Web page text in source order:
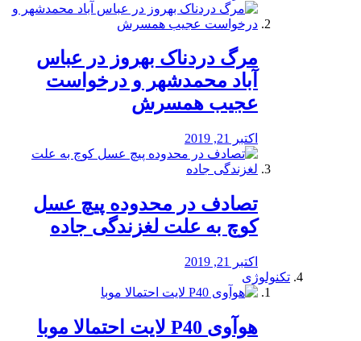
مرگ دردناک بهروز در عباس
آباد محمدشهر و درخواست
عجیب همسرش
اکتبر 21, 2019
تصادف در محدوده پیچ عسل
کوچ به علت لغزندگی جاده
اکتبر 21, 2019
تکنولوژی
هوآوی P40 لایت احتمالا موبا